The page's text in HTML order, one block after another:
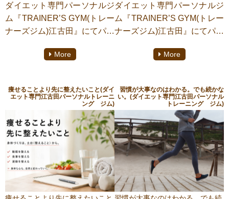
ダイエット専門パーソナルジ
ム『TRAINER’S GYM(トレー
ナーズジム)江古田』にてパー
ります【田中衆歩】がご紹介
る？”について詳しくお話して
いきます。ぜひ、最後までお
付き合い下さい。一人でも多
くの方にこの記事がお役に立
つことを願っております。
More
ダイエット専門パーソナルジ
ム『TRAINER’S GYM(トレー
ナーズジム)江古田』にてパー
ります【田中衆歩】がご紹介
ついて詳しくお話していきま
す。ぜひ、最後までお付き合
い下さい。一人でも多くの方
にこの記事がお役に立つこと
を願っております。
More
痩せることより先に整えたいこと(ダイ
エット専門江古田パーソナルトレーニ
ング ジム)
習慣が大事なのはわかる。でも続かな
い。(ダイエット専門江古田パーソナル
トレーニング ジム)